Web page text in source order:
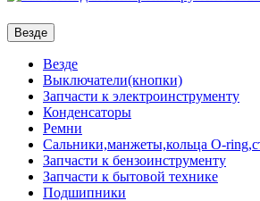
Везде
Везде
Выключатели(кнопки)
Запчасти к электроинструменту
Конденсаторы
Ремни
Сальники,манжеты,кольца О-
Запчасти к бензоинструменту
Запчасти к бытовой технике
Подшипники